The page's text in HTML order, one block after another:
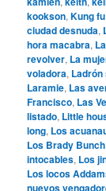
kookson,Kung fu
ciudad desnuda,
hora macabra,
revolver, La
voladora,
Laramie, Las
Francisco, Las
listado, Little
long, Los
Los Brady Bunch
intocables, Los
Los locos
nuevos